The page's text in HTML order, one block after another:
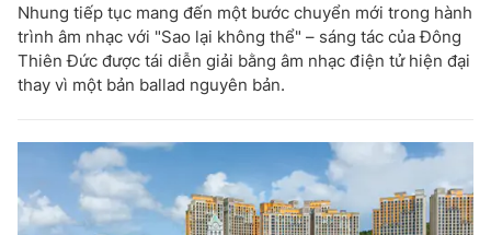
Nhung tiếp tục mang đến một bước chuyển mới trong hành
trình âm nhạc với "Sao lại không thể" – sáng tác của Đông
Thiên Đức được tái diễn giải bằng âm nhạc điện tử hiện đại
thay vì một bản ballad nguyên bản.